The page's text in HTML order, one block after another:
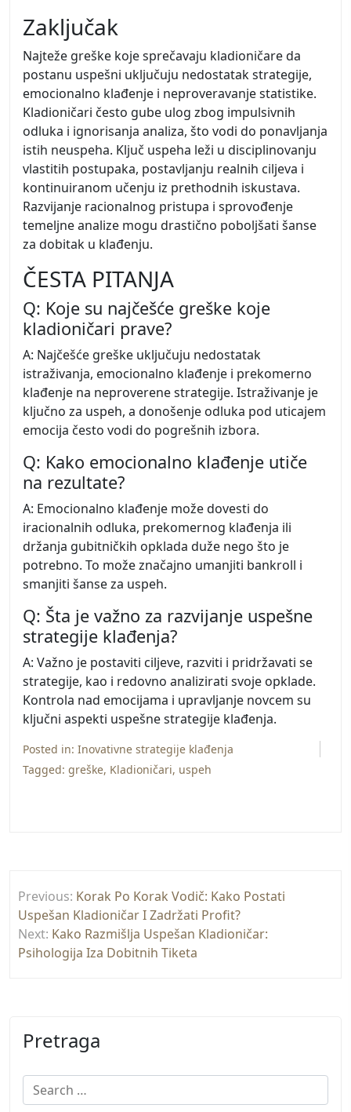
Zaključak
Najteže greške koje sprečavaju kladioničare da
postanu uspešni uključuju nedostatak strategije,
emocionalno klađenje i neproveravanje statistike.
Kladioničari često gube ulog zbog impulsivnih
odluka i ignorisanja analiza, što vodi do ponavljanja
istih neuspeha. Ključ uspeha leži u disciplinovanju
vlastitih postupaka, postavljanju realnih ciljeva i
kontinuiranom učenju iz prethodnih iskustava.
Razvijanje racionalnog pristupa i sprovođenje
temeljne analize mogu drastično poboljšati šanse
za dobitak u klađenju.
ČESTA PITANJA
Q: Koje su najčešće greške koje
kladioničari prave?
A: Najčešće greške uključuju nedostatak
istraživanja, emocionalno klađenje i prekomerno
klađenje na neproverene strategije. Istraživanje je
ključno za uspeh, a donošenje odluka pod uticajem
emocija često vodi do pogrešnih izbora.
Q: Kako emocionalno klađenje utiče
na rezultate?
A: Emocionalno klađenje može dovesti do
iracionalnih odluka, prekomernog klađenja ili
držanja gubitničkih opklada duže nego što je
potrebno. To može značajno umanjiti bankroll i
smanjiti šanse za uspeh.
Q: Šta je važno za razvijanje uspešne
strategije klađenja?
A: Važno je postaviti ciljeve, razviti i pridržavati se
strategije, kao i redovno analizirati svoje opklade.
Kontrola nad emocijama i upravljanje novcem su
ključni aspekti uspešne strategije klađenja.
Posted in: Inovativne strategije klađenja
Tagged: greške, Kladioničari, uspeh
navigation
Previous: Korak Po Korak Vodič: Kako Postati
Uspešan Kladioničar I Zadržati Profit?
Next: Kako Razmišlja Uspešan Kladioničar:
Psihologija Iza Dobitnih Tiketa
Pretraga
Search
for: